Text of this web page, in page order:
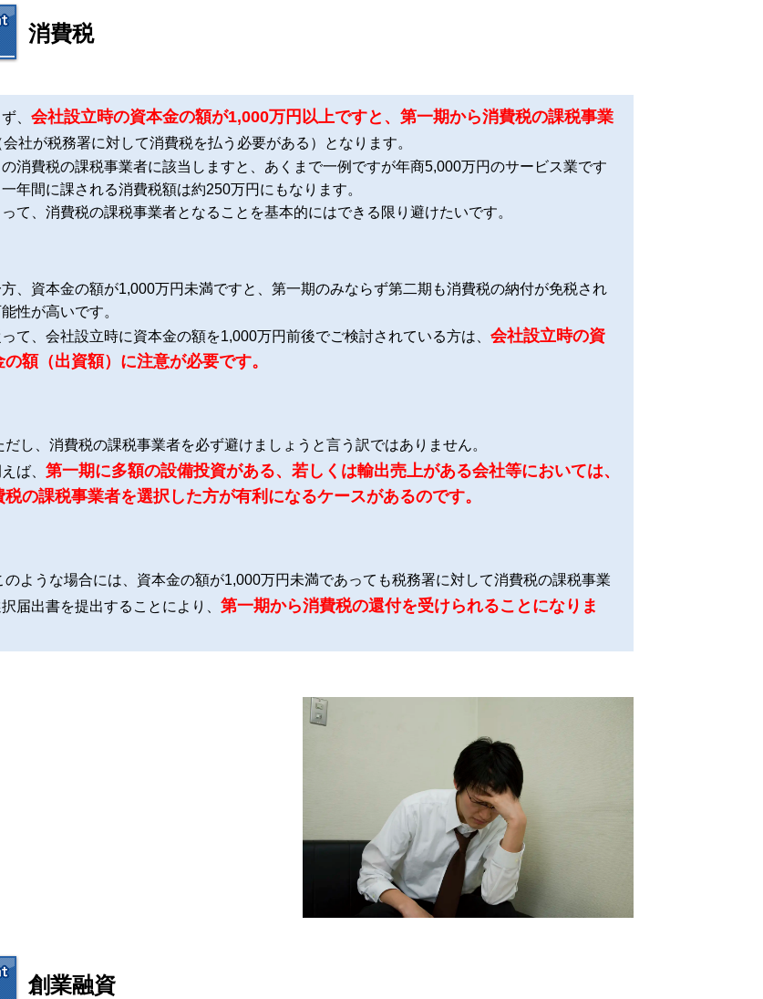
消費税
、 会社設立時の資本金の額が1,000万円以上ですと、第一期から消費税の課税事業
会社が税務署に対して消費税を払う必要がある ）となります。
の消費税の課税事業者に該当しますと、 あくまで一例ですが年商5,000万円のサービス業です
一年間に課される消費税額は約250万円にもなります。
って、消費税の課税事業者となることを基本的にはできる限り避けたいです。
、資本金の額が1,000万円未満ですと、第一期のみならず第二期も消費税の納付が免税され
性が高いです。
て、会社設立時に資本金の額を1,000万円前後でご検討されている方は、 会社設立時の資
の額（出資額）に注意が必要です。
だし、消費税の課税事業者を必ず避けましょうと言う訳ではありません。
ば、 第一期に多額の設備投資がある、若しくは輸出売上がある会社等においては、
税の課税事業者を選択した方が有利になるケースがあるのです。
のような場合には、資本金の額が1,000万円未満であっても税務署に対して消費税の課税事業
届出書を提出することにより、 第一期から消費税の還付を受けられることになりま
創業融資